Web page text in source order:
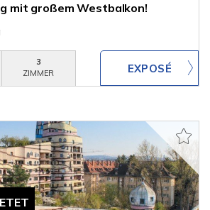
mit großem Westbalkon!
3
ZIMMER